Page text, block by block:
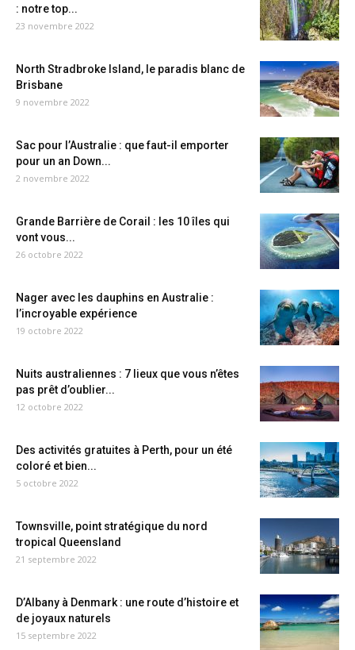
: notre top...
23 novembre 2022
North Stradbroke Island, le paradis blanc de
Brisbane
9 novembre 2022
Sac pour l’Australie : que faut-il emporter
pour un an Down...
2 novembre 2022
Grande Barrière de Corail : les 10 îles qui
vont vous...
26 octobre 2022
Nager avec les dauphins en Australie :
l’incroyable expérience
19 octobre 2022
Nuits australiennes : 7 lieux que vous n’êtes
pas prêt d’oublier...
12 octobre 2022
Des activités gratuites à Perth, pour un été
coloré et bien...
5 octobre 2022
Townsville, point stratégique du nord
tropical Queensland
21 septembre 2022
D’Albany à Denmark : une route d’histoire et
de joyaux naturels
15 septembre 2022